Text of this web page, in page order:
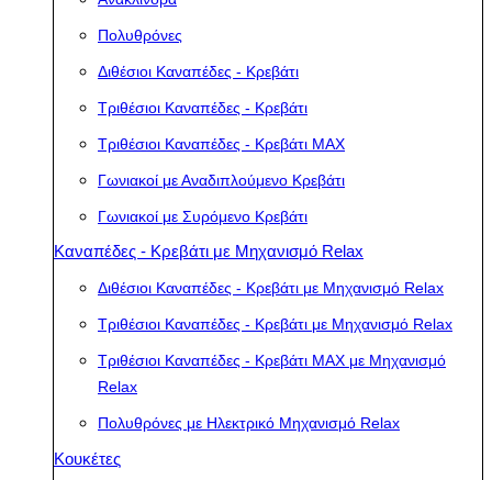
Πολυθρόνες
Διθέσιοι Καναπέδες - Κρεβάτι
Τριθέσιοι Καναπέδες - Κρεβάτι
Τριθέσιοι Καναπέδες - Κρεβάτι MAX
Γωνιακοί με Αναδιπλούμενο Κρεβάτι
Γωνιακοί με Συρόμενο Κρεβάτι
Καναπέδες - Κρεβάτι με Μηχανισμό Relax
Διθέσιοι Καναπέδες - Κρεβάτι με Μηχανισμό Relax
Τριθέσιοι Καναπέδες - Κρεβάτι με Μηχανισμό Relax
Τριθέσιοι Καναπέδες - Κρεβάτι MAX με Μηχανισμό
Relax
Πολυθρόνες με Ηλεκτρικό Μηχανισμό Relax
Κουκέτες